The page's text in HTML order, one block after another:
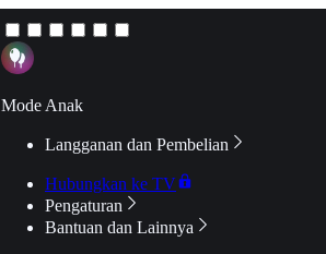
Mode Anak
Langganan dan Pembelian
Hubungkan ke TV
Pengaturan
Bantuan dan Lainnya